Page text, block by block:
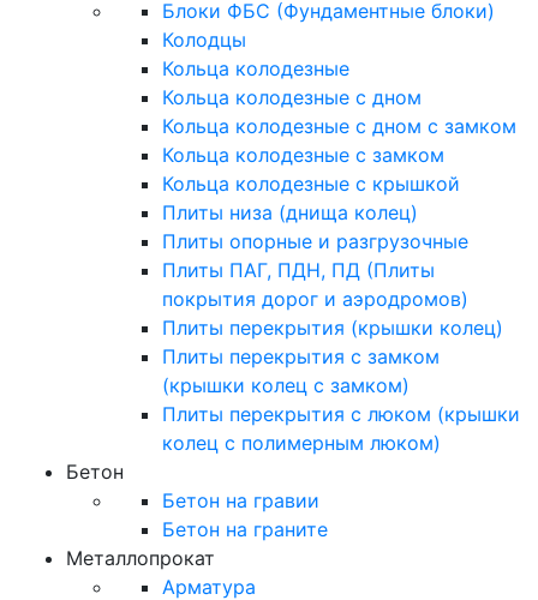
Блоки ФБС (Фундаментные блоки)
Колодцы
Кольца колодезные
Кольца колодезные с дном
Кольца колодезные с дном с замком
Кольца колодезные с замком
Кольца колодезные с крышкой
Плиты низа (днища колец)
Плиты опорные и разгрузочные
Плиты ПАГ, ПДН, ПД (Плиты
покрытия дорог и аэродромов)
Плиты перекрытия (крышки колец)
Плиты перекрытия с замком
(крышки колец с замком)
Плиты перекрытия с люком (крышки
колец с полимерным люком)
Бетон
Бетон на гравии
Бетон на граните
Металлопрокат
Арматура